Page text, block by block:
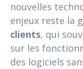
nouvelles
enjeux reste la
clients, qui
sur les
des logiciels